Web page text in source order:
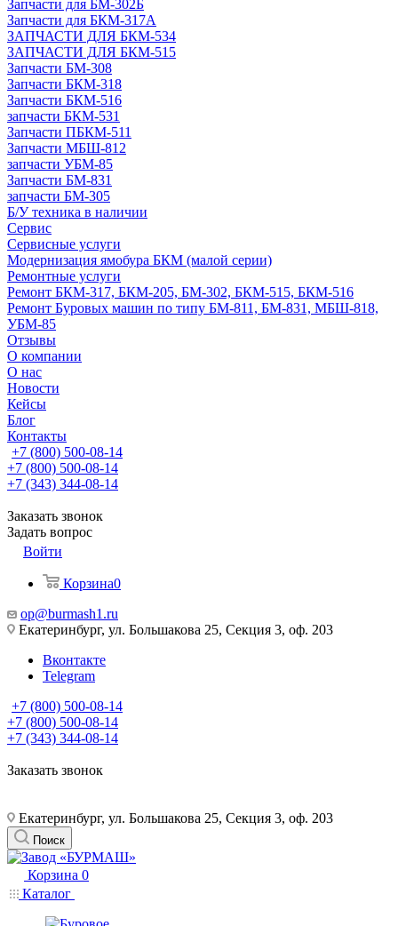
Запчасти для БМ-302Б
Запчасти для БКМ-317А
ЗАПЧАСТИ ДЛЯ БКМ-534
ЗАПЧАСТИ ДЛЯ БКМ-515
Запчасти БМ-308
Запчасти БКМ-318
Запчасти БКМ-516
запчасти БКМ-531
Запчасти ПБКМ-511
Запчасти МБШ-812
запчасти УБМ-85
Запчасти БМ-831
запчасти БМ-305
Б/У техника в наличии
Сервис
Сервисные услуги
Модернизация ямобура БКМ (малой серии)
Ремонтные услуги
Ремонт БКМ-317, БКМ-205, БМ-302, БКМ-515, БКМ-516
Ремонт Буровых машин по типу БМ-811, БМ-831, МБШ-818,
УБМ-85
Отзывы
О компании
О нас
Новости
Кейсы
Блог
Контакты
+7 (800) 500-08-14
+7 (800) 500-08-14
+7 (343) 344-08-14
Заказать звонок
Задать вопрос
Войти
Корзина0
op@burmash1.ru
Екатеринбург, ул. Большакова 25, Секция 3, оф. 203
Вконтакте
Telegram
+7 (800) 500-08-14
+7 (800) 500-08-14
+7 (343) 344-08-14
Заказать звонок
Екатеринбург, ул. Большакова 25, Секция 3, оф. 203
Поиск
Корзина 0
Каталог